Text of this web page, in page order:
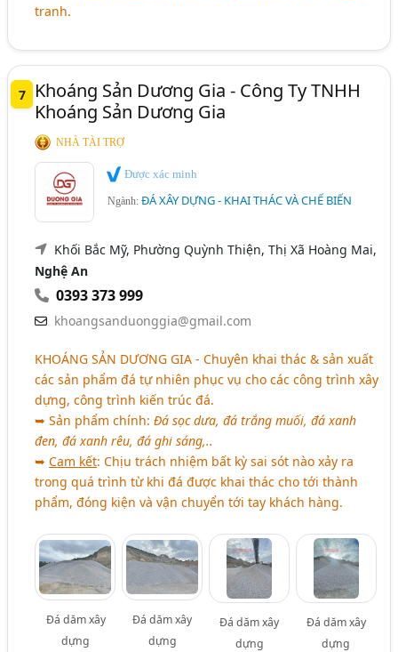
tranh.
7
Khoáng Sản Dương Gia - Công Ty TNHH
Khoáng Sản Dương Gia
NHÀ TÀI TRỢ
Được xác minh
Ngành:ĐÁ XÂY DỰNG - KHAI THÁC VÀ CHẾ BIẾN
Khối Bắc Mỹ, Phường Quỳnh Thiện, Thị Xã Hoàng Mai,
Nghệ An
0393 373 999
khoangsanduonggia@gmail.com
KHOÁNG SẢN DƯƠNG GIA - Chuyên khai thác & sản xuất
các sản phẩm đá tự nhiên phục vụ cho các công trình xây
dựng, công trình kiến trúc đá.
➥ Sản phẩm chính:Đá sọc dưa, đá trắng muối, đá xanh
đen, đá xanh rêu, đá ghi sáng,..
➥Cam kết: Chịu trách nhiệm bất kỳ sai sót nào xảy ra
trong quá trình từ khi đá được khai thác cho tới thành
phẩm, đóng kiện và vận chuyển tới tay khách hàng.
Đá dăm xây
dựng
Đá dăm xây
dựng
Đá dăm xây
dựng
Đá dăm xây
dựng